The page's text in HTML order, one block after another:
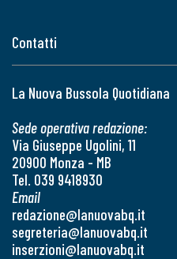
Contatti
La Nuova Bussola Quotidiana
Sede operativa redazione:
Via Giuseppe Ugolini, 11
20900 Monza - MB
Tel. 039 9418930
Email
redazione@lanuovabq.it
segreteria@lanuovabq.it
inserzioni@lanuovabq.it